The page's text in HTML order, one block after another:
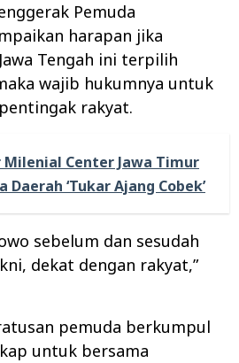
Pemuda
harapan jika
Tengah ini terpilih
wajib hukumnya untuk
rakyat.
Milenial Center Jawa Timur
‘Tukar Ajang Cobek’
sebelum dan sesudah
dekat dengan rakyat,”
pemuda berkumpul
untuk bersama